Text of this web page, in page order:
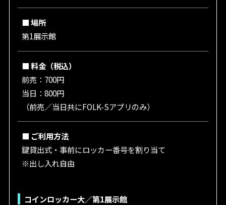
■ 場所
第1展示館
■ 料金（税込）
前売：700円
当日：800円
（前売／当日共にFOLK-Sアプリのみ）
■ ご利用方法
鍵貸出式・事前にロッカー番号を割り当て
※出し入れ自由
コインロッカー大／第1展示館